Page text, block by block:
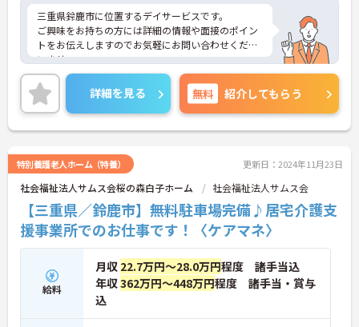
三重県鈴鹿市に位置するデイサービスです。
ご興味をお持ちの方には詳細の情報や面接のポイン
トをお伝えしますのでお気軽にお問い合わせくださ
いませ。
詳細を見る 無料 紹介してもらう
特別養護老人ホーム（特養） 更新日：2024年11月23日
社会福祉法人サムス会桜の森白子ホーム 社会福祉法人サムス会
【三重県／鈴鹿市】無料駐車場完備♪居宅介護支
援事業所でのお仕事です！〈ケアマネ〉
給料
月収 22.7万円～28.0万円程度 諸手当込
年収362万円～448万円程度 諸手当・賞与
込